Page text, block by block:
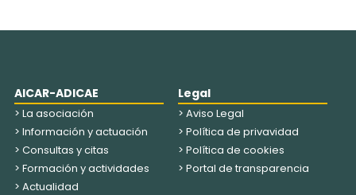
AICAR-ADICAE
> La asociación
> Información y actuación
> Consultas y citas
> Formación y actividades
> Actualidad
Legal
> Aviso Legal
> Política de privavidad
> Política de cookies
> Portal de transparencia